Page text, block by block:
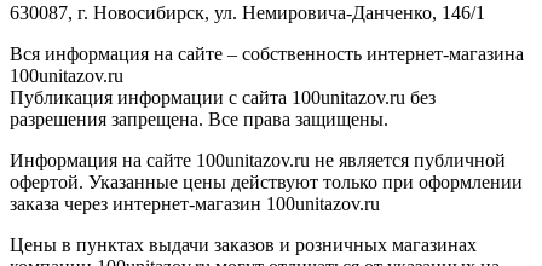
630087, г. Новосибирск, ул. Немировича-Данченко, 146/1
Вся информация на сайте – собственность интернет-магазина
100unitazov.ru
Публикация информации с сайта 100unitazov.ru без
разрешения запрещена. Все права защищены.
Информация на сайте 100unitazov.ru не является публичной
офертой. Указанные цены действуют только при оформлении
заказа через интернет-магазин 100unitazov.ru
Цены в пунктах выдачи заказов и розничных магазинах